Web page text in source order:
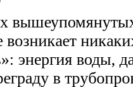
возникает
энергия воды,
в